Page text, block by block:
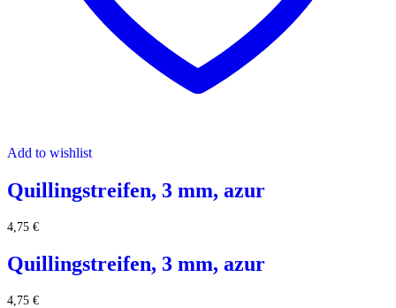
Add to wishlist
Quillingstreifen, 3 mm, azur
4,75 €
Quillingstreifen, 3 mm, azur
4,75 €